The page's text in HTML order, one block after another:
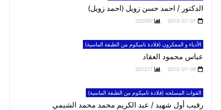
الدكتور / احمد حسن زويل (احمد زويل)
2013-07-07
252097
الأدباء و المفكرون (قلادة تاميكوم من الطبقة الماسية)
عباس محمود العقاد
2013-07-09
207277
القوات المسلحه (قلادة تاميكوم من الطبقة الماسية)
رقيب أول شهيد / عبد الكريم محمد محمد الشيمي